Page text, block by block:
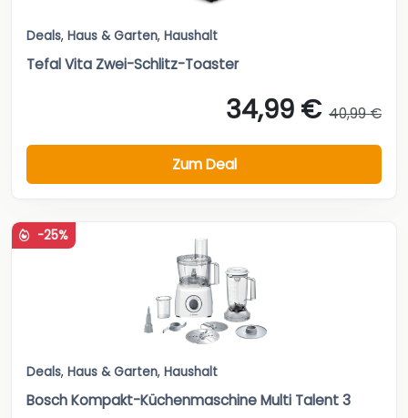
Deals, Haus & Garten, Haushalt
Tefal Vita Zwei-Schlitz-Toaster
34,99 € 40,99 €
Zum Deal
-25%
Deals, Haus & Garten, Haushalt
Bosch Kompakt-Küchenmaschine Multi Talent 3